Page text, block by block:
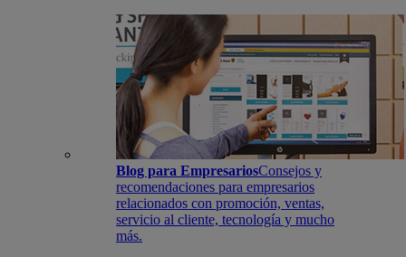
Blog para EmpresariosConsejos y
recomendaciones para empresarios
relacionados con promoción, ventas,
servicio al cliente, tecnología y mucho
más.